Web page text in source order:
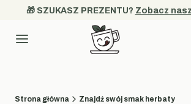
🎁 SZUKASZ PREZENTU? Zobacz
Kategorie
Strona główna Znajdź swój smak herbaty